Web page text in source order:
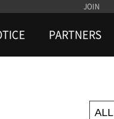
JOIN
PARTNERS
ALL